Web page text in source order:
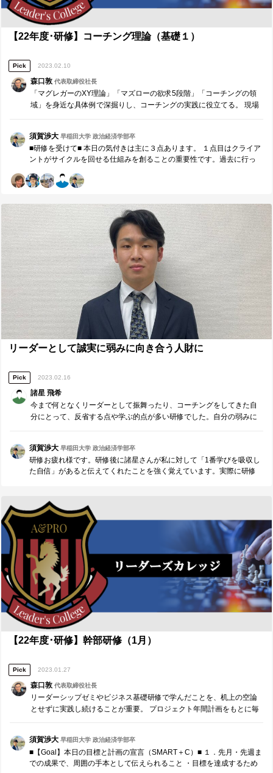
【22年度･研修】コーチング理論（基礎１）
Pick 2023.02.10
森口敦代表取締役社長
「マグレガーのXY理論」「マズローの欲求5段階」「コーチングの領
域」を身近な具体例で深掘りし、コーチングの実践に役立てる。 現場
須賀渉大早稲田大学 政治経済学部卒
■研修を受けて■ 本日の気付きは主に３点あります。 １点目はクライア
ントがサイクルを回せる仕組みを創ることの重要性です。過去に行っ
ありました。もちろん、本人の性質や人間性による部分はあります
サイクル設計を意識したコーチングは相手にとって有効だと感じまし
た。 ２点目はコーチングの領域に学んだ、「仕事上のミスの原因は仕
事のやり方などでなく、家庭の事情や人間関係」など様々な原因があ
ることです。幅広い観点から深掘り、クライアントの根本的な原因を
突き詰める重要性を学びました。 ３点目はコーチングを客観的に評価
してもらう機会の重要性です。自身のコミュニケーションの特性を理
解すること、相手のコーチングを観察し、理論に対する過不足を分析
することは改善に繋がると思います。また、１年間活動してきた仲間
とのコーチングは互いに一定の共通認識を持っていることが多く、本
当の実力が見ずらいため、様々なメンバーと取り組んでみたいと思い
ました。 ■今後に向けて■ ・他者のコーチングを理論に照らし合わせな
がら、徹底的に研究して自身の改善に活かすこと ＊研修で学んだ平山
の「この取組をすれば、本当に問題を解決したといえるか？」という
考える質問を特に取り入れてみたいです。 ・エンカレッジ以外のメン
せていきたいと思います。 ■研修講師（森口敦）へのメッセージ ■ 森
口さん 本日も研修をして頂き誠にありがとうございました。マグレガ
ーのXY理論を始めとして、理論的に学ぶことの面白さを非常に体感し
た時間でした。１年間様々なメンバーをコーチングさせて頂き、沢山
の成功や失敗が体系化出来たような感覚を持ちました。学びを深め、
機会を頂き誠にありがとうございます。引き続き宜しくお願い致しま
す。
リーダーとして誠実に弱みに向き合う人財に
Pick 2023.02.16
諸星 飛希
今まで何となくリーダーとして振舞ったり、コーチングをしてきた自
分にとって、反省する点や学ぶ的点が多い研修でした。自分の弱みに
須賀渉大早稲田大学 政治経済学部卒
研修お疲れ様です。研修後に諸星さんが私に対して「1番学びを吸収し
た自信」があると伝えてくれたことを強く覚えています。実際に研修
みにも向き合えず、組織は崩れていきます。弱みと向き合うことを始
めとした本研修の学びを実践する習慣をつけ、更に成長することを心
から応援しています。
【22年度･研修】幹部研修（1月）
Pick 2023.01.27
森口敦代表取締役社長
リーダーシップゼミやビジネス基礎研修で学んだことを、机上の空論
とせずに実践し続けることが重要。 プロジェクト年間計画をもとに毎
須賀渉大早稲田大学 政治経済学部卒
■【Goal】本日の目標と計画の宣言（SMART＋C）■ １．先月・先週ま
での成果で、周囲の手本として伝えられること ・目標を達成するため